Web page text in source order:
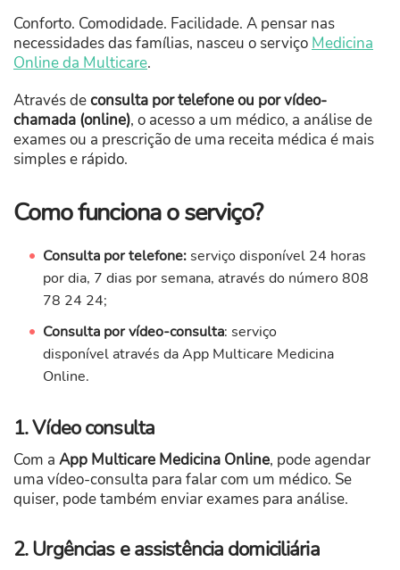
Conforto. Comodidade. Facilidade. A pensar nas
necessidades das famílias, nasceu o serviço Medicina
Online da Multicare.
Através deconsulta por telefone ou por vídeo-
chamada (online), o acesso a um médico, a análise de
exames ou a prescrição de uma receita médica é mais
simples e rápido.
Como funciona o serviço?
Consulta por telefone:serviço disponível 24 horas
por dia, 7 dias por semana, através do número 808
78 24 24;
Consulta por vídeo-consulta: serviço
disponível através da App Multicare Medicina
Online.
1. Vídeo consulta
Com a App Multicare Medicina Online, pode agendar
uma vídeo-consulta para falar com um médico. Se
quiser, pode também enviar exames para análise.
2. Urgências e assistência domiciliária